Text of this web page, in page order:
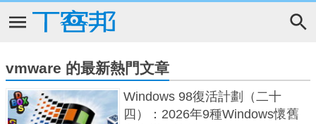
vmware 的最新熱門文章
Windows 98復活計劃（二十
四）：2026年9種Windows懷舊